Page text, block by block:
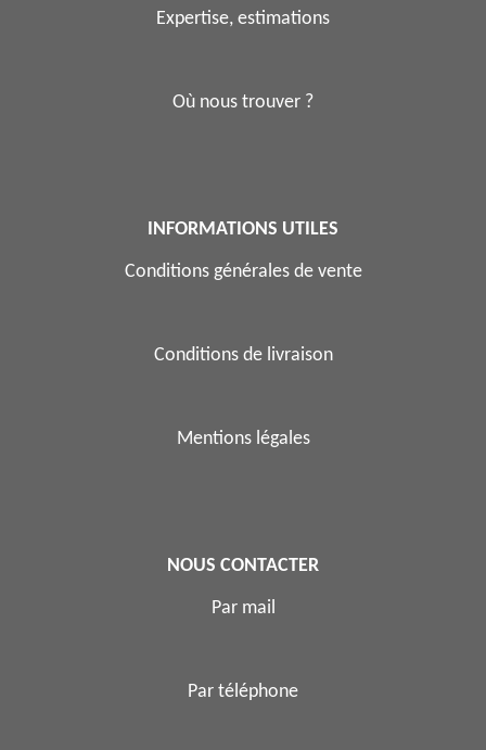
Expertise, estimations
Où nous trouver ?
INFORMATIONS UTILES
Conditions générales de vente
Conditions de livraison
Mentions légales
NOUS CONTACTER
Par mail
Par téléphone